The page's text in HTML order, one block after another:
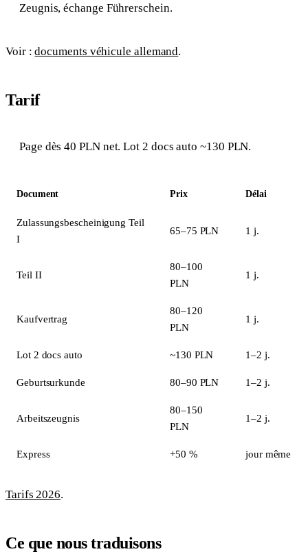
Zeugnis, échange Führerschein.
Voir :documents véhicule allemand.
Tarif
Page dès 40 PLN net. Lot 2 docs auto ~130 PLN.
Document Prix Délai
Zulassungsbescheinigung Teil
I
65–75 PLN 1 j.
Teil II
80–100
PLN
1 j.
Kaufvertrag
80–120
PLN
1 j.
Lot 2 docs auto ~130 PLN 1–2 j.
Geburtsurkunde 80–90 PLN 1–2 j.
Arbeitszeugnis
80–150
PLN
1–2 j.
Express +50 % jour même
Tarifs 2026.
Ce que nous traduisons